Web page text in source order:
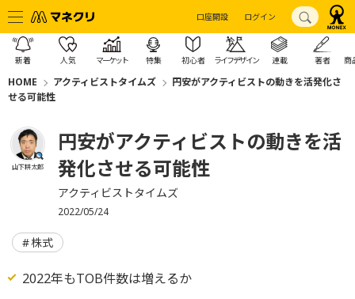
口座開設 ログイン
新着 人気 マーケット 特集 初心者 ライフデザイン 連載 著者 商
HOME アクティビストタイムズ
円安がアクティビストの動きを活発化さ
せる可能性
山下耕太郎
円安がアクティビストの動きを活
発化させる可能性
アクティビストタイムズ
2022/05/24
株式
2022年もTOB件数は増えるか